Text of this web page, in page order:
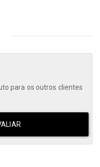
para os outros clientes